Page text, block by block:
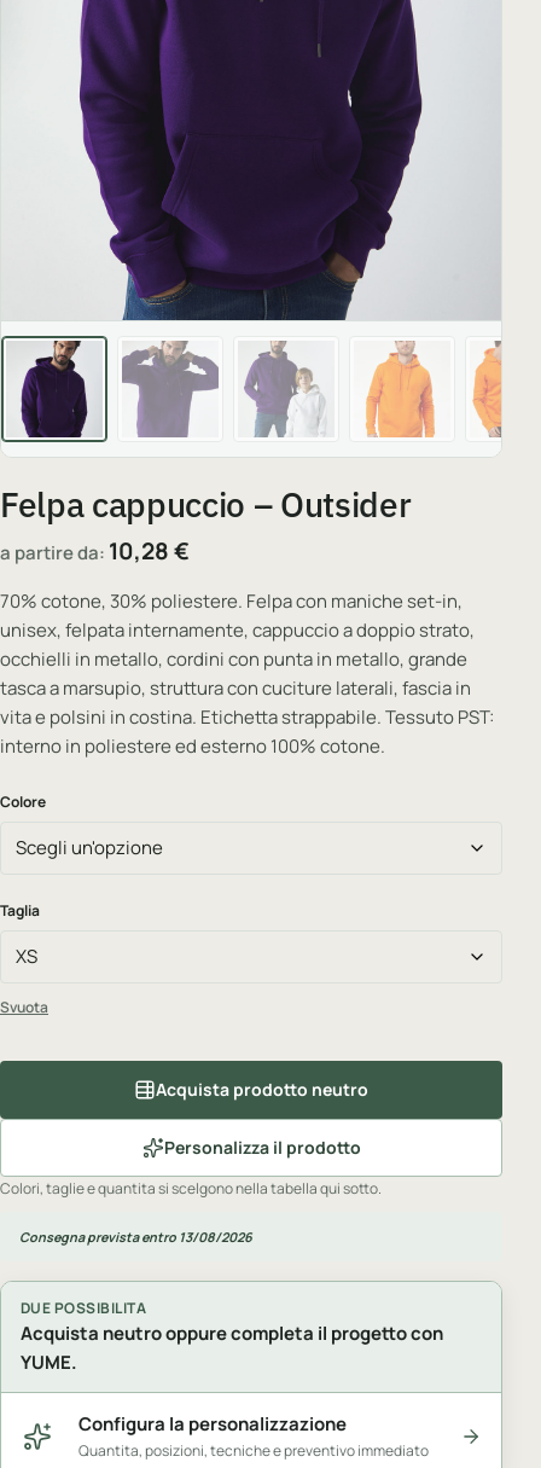
Felpa cappuccio – Outsider
a partire da: 10,28€
70% cotone, 30% poliestere. Felpa con maniche set-in,
unisex, felpata internamente, cappuccio a doppio strato,
occhielli in metallo, cordini con punta in metallo, grande
tasca a marsupio, struttura con cuciture laterali, fascia in
vita e polsini in costina. Etichetta strappabile. Tessuto PST:
interno in poliestere ed esterno 100% cotone.
Colore
Taglia
Svuota
Acquista prodotto neutro
Personalizza il prodotto
Colori, taglie e quantita si scelgono nella tabella qui sotto.
Consegna prevista entro 13/08/2026
DUE POSSIBILITA
Acquista neutro oppure completa il progetto con
YUME.
Configura la personalizzazione
Quantita, posizioni, tecniche e preventivo immediato